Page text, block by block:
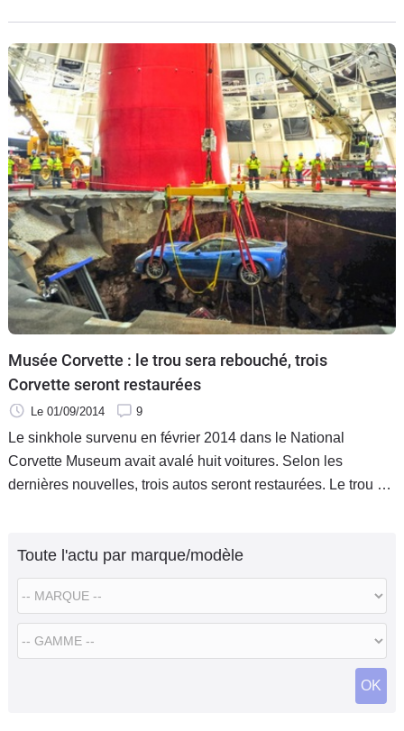
Musée Corvette : le trou sera rebouché, trois
Corvette seront restaurées
Le 01/09/2014 9
Le sinkhole survenu en février 2014 dans le National
Corvette Museum avait avalé huit voitures. Selon les
dernières nouvelles, trois autos seront restaurées. Le trou va
Toute l'actu par marque/modèle
OK